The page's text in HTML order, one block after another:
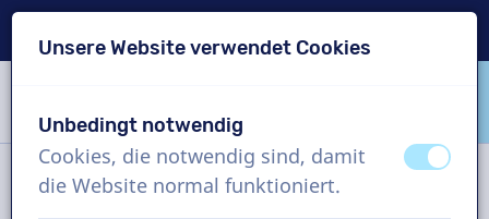
VoiceProductions
Kontakt
Unsere Website verwendet Cookies
Unbedingt notwendig
Cookies, die notwendig sind, damit
die Website normal funktioniert.
aus
an